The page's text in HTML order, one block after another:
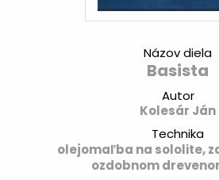
Názov diela
Basista
Autor
Kolesár Ján
Technika
olejomaľba na sololite,
ozdobnom